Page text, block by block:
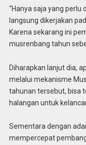
“Hanya saja yang
langsung dikerjakan
Karena sekarang ini
musrenbang tahun
Diharapkan lanjut dia,
melalui mekanisme
tahunan tersebut, bisa
halangan untuk
Sementara dengan
mempercepat